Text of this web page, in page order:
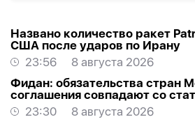
Названо количество ракет
США после ударов по Ирану
23:56
8 августа 2026
Фидан: обязательства стран
соглашения совпадают со
23:30
8 августа 2026